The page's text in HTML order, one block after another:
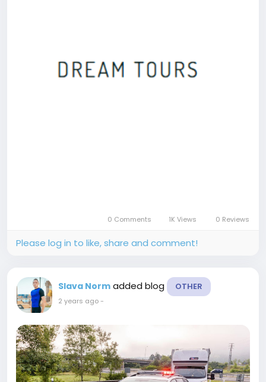
0 Comments 1K Views 0 Reviews
Please log in to like, share and comment!
Slava Norm added blog OTHER
2 years ago-